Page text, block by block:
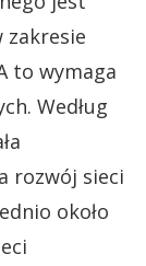
zakresie
to wymaga
Według
rozwój sieci
około